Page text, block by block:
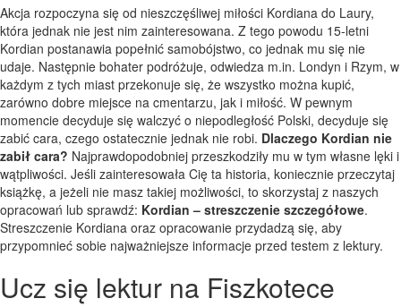
Akcja rozpoczyna się od nieszczęśliwej miłości Kordiana do Laury,
która jednak nie jest nim zainteresowana. Z tego powodu 15-letni
Kordian postanawia popełnić samobójstwo, co jednak mu się nie
udaje. Następnie bohater podróżuje, odwiedza m.in. Londyn i Rzym, w
każdym z tych miast przekonuje się, że wszystko można kupić,
zarówno dobre miejsce na cmentarzu, jak i miłość. W pewnym
momencie decyduje się walczyć o niepodległość Polski, decyduje się
zabić cara, czego ostatecznie jednak nie robi. Dlaczego Kordian nie
zabił cara? Najprawdopodobniej przeszkodziły mu w tym własne lęki i
wątpliwości. Jeśli zainteresowała Cię ta historia, koniecznie przeczytaj
książkę, a jeżeli nie masz takiej możliwości, to skorzystaj z naszych
opracowań lub sprawdź: Kordian – streszczenie szczegółowe.
Streszczenie Kordiana oraz opracowanie przydadzą się, aby
przypomnieć sobie najważniejsze informacje przed testem z lektury.
Ucz się lektur na Fiszkotece